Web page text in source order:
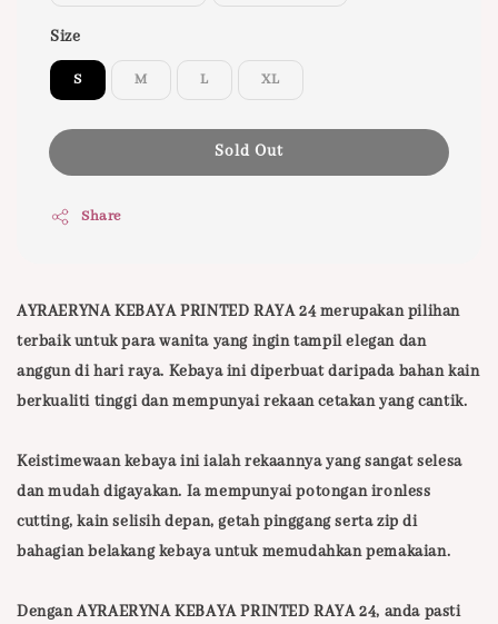
Size
S M L XL
Sold Out
Share
AYRAERYNA KEBAYA PRINTED RAYA 24 merupakan pilihan
terbaik untuk para wanita yang ingin tampil elegan dan
anggun di hari raya. Kebaya ini diperbuat daripada bahan kain
berkualiti tinggi dan mempunyai rekaan cetakan yang cantik.
Keistimewaan kebaya ini ialah rekaannya yang sangat selesa
dan mudah digayakan. Ia mempunyai potongan ironless
cutting, kain selisih depan, getah pinggang serta zip di
bahagian belakang kebaya untuk memudahkan pemakaian.
Dengan AYRAERYNA KEBAYA PRINTED RAYA 24, anda pasti